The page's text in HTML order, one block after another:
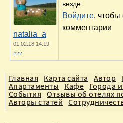
natalia_a
01.02.18 14:19
#22
везде.
Войдите, чтобы
комментарии
Главная Карта сайта Автор
Апартаменты Кафе Города
События Отзывы об отелях
Авторы статей